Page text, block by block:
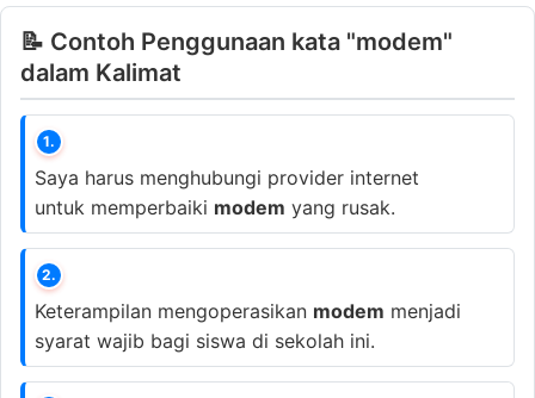
📝 Contoh Penggunaan kata "modem"
dalam Kalimat
1.
Saya harus menghubungi provider internet
untuk memperbaiki modem yang rusak.
2.
Keterampilan mengoperasikan modem menjadi
syarat wajib bagi siswa di sekolah ini.